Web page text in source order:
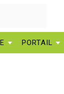
PORTAIL